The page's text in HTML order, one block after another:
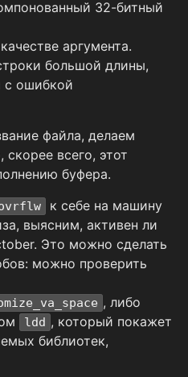
32-битный
аргумента.
большой длины,
с ошибкой
файла, делаем
скорее всего, этот
буфера.
к себе на машину
выясним, активен ли
Это можно сделать
можно проверить
, либо
ldd , который покажет
библиотек,